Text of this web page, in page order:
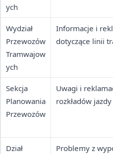
ych
Wydział
Przewozów
Tramwajow
ych
Informacje i
dotyczące linii
Sekcja
Planowania
Przewozów
Uwagi i
rozkładów jazdy
Dział
Problemy z